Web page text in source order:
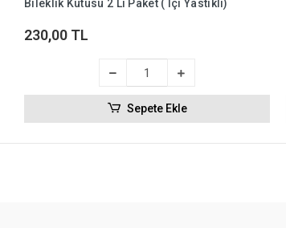
Bileklik Kutusu 2 Li Paket ( Içi Yastıklı)
230,00 TL
Sepete Ekle